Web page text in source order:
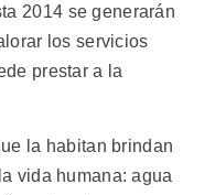
2014 se generarán
los servicios
prestar a la
la habitan brindan
vida humana: agua